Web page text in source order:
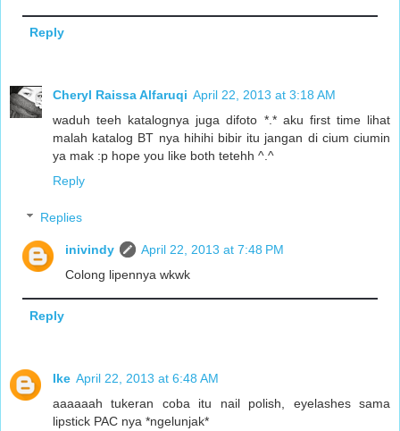
Reply
Cheryl Raissa Alfaruqi April 22, 2013 at 3:18 AM
waduh teeh katalognya juga difoto *.* aku first time lihat
malah katalog BT nya hihihi bibir itu jangan di cium ciumin
ya mak :p hope you like both tetehh ^.^
Reply
Replies
inivindy
April 22, 2013 at 7:48 PM
Colong lipennya wkwk
Reply
Ike April 22, 2013 at 6:48 AM
aaaaaah tukeran coba itu nail polish, eyelashes sama
lipstick PAC nya *ngelunjak*